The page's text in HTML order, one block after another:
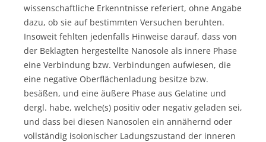
wissenschaftliche Erkenntnisse referiert, ohne Angabe
dazu, ob sie auf bestimmten Versuchen beruhten.
Insoweit fehlten jedenfalls Hinweise darauf, dass von
der Beklagten hergestellte Nanosole als innere Phase
eine Verbindung bzw. Verbindungen aufwiesen, die
eine negative Oberflächenladung besitze bzw.
besäßen, und eine äußere Phase aus Gelatine und
dergl. habe, welche(s) positiv oder negativ geladen sei,
und dass bei diesen Nanosolen ein annähernd oder
vollständig isoionischer Ladungszustand der inneren